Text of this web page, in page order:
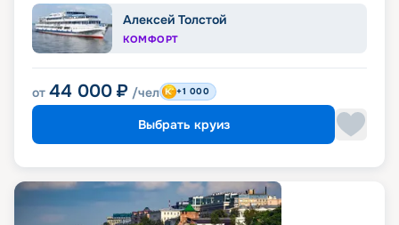
Алексей Толстой
КОМФОРТ
от 44 000 ₽ /чел +1 000
Выбрать круиз